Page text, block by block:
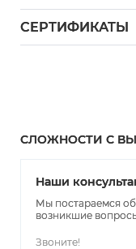
СЕРТИФИКАТЫ
СЛОЖНОСТИ С
Наши
Мы постараемся
возникшие
Звоните!